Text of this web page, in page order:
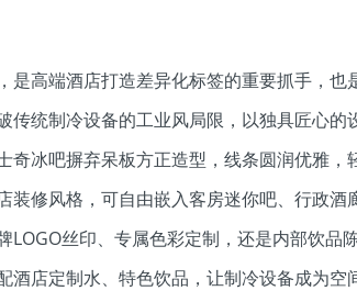
是高端酒店打造差异化标签的重要抓手，也
传统制冷设备的工业风局限，以独具匠心
奇冰吧摒弃呆板方正造型，线条圆润优雅，
装修风格，可自由嵌入客房迷你吧、行政酒
LOGO丝印、专属色彩定制，还是内部饮品
酒店定制水、特色饮品，让制冷设备成为空